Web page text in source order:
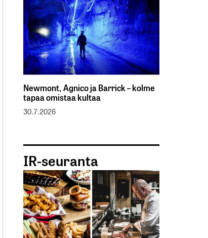
Newmont, Agnico ja Barrick – kolme
tapaa omistaa kultaa
30.7.2026
IR-seuranta